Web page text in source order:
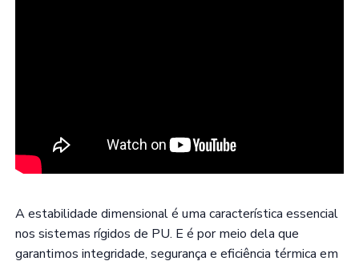
A estabilidade dimensional é uma característica essencial
nos sistemas rígidos de PU. E é por meio dela que
garantimos integridade, segurança e eficiência térmica em